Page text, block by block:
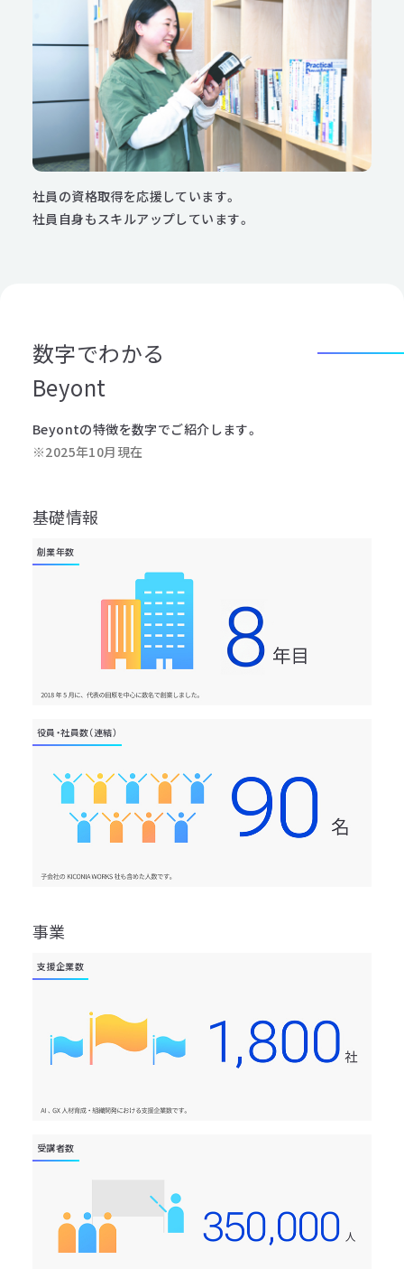
社員の資格取得を応援しています。
社員自身もスキルアップしています。
数字でわかる
Beyont
Beyontの特徴を数字でご紹介します。
※2025年10月現在
基礎情報
創業年数
役員・社員数（連結）
事業
支援企業数
受講者数